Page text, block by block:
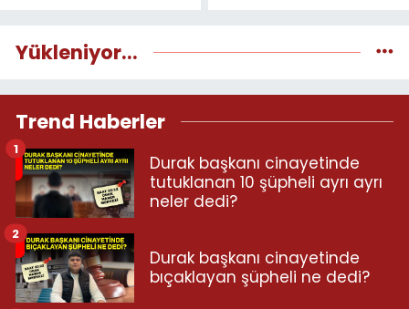
Yükleniyor...
Trend Haberler
Durak başkanı cinayetinde
tutuklanan 10 şüpheli ayrı ayrı
neler dedi?
1
Durak başkanı cinayetinde
bıçaklayan şüpheli ne dedi?
2